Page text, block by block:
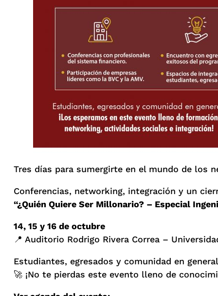
Tres días para sumergirte en el mundo de los
Conferencias, networking, integración y un
“¿Quién Quiere Ser Millonario? – Especial
14, 15 y 16 de octubre
📍 Auditorio Rodrigo Rivera Correa –
Estudiantes, egresados y comunidad en
🚀 ¡No te pierdas este evento lleno de